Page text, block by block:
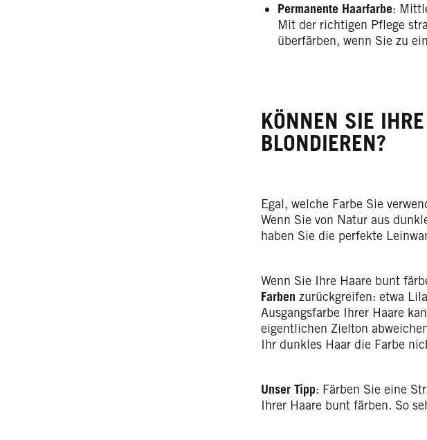
Permanente Haarfarbe:
Mit der richtigen Pflege
überfärben, wenn Sie zu
KÖNNEN SIE
BLONDIEREN?
Egal, welche Farbe Sie
Wenn Sie von Natur aus
haben Sie die perfekte
Wenn Sie Ihre Haare bunt
Farben zurückgreifen: etwa
Ausgangsfarbe Ihrer Haare
eigentlichen Zielton
Ihr dunkles Haar die Farbe
Unser Tipp: Färben Sie eine
Ihrer Haare bunt färben. So